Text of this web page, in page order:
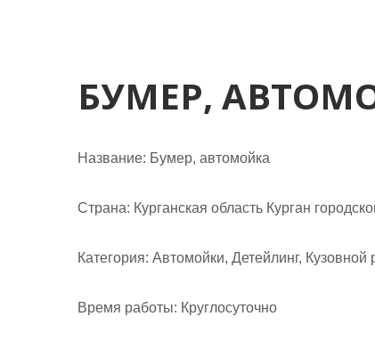
БУМЕР,
Название: Бумер, автомойка
Страна: Курганская область Курган
Категория: Автомойки, Детейлинг,
Время работы: Круглосуточно